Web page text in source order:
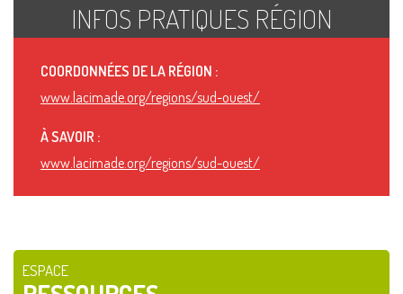
INFOS PRATIQUES RÉGION
COORDONNÉES DE LA RÉGION :
www.lacimade.org/regions/sud-ouest/
À SAVOIR :
www.lacimade.org/regions/sud-ouest/
ESPACE